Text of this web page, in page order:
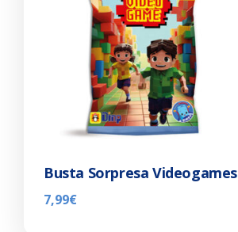
Busta Sorpresa Videogames
7,99€